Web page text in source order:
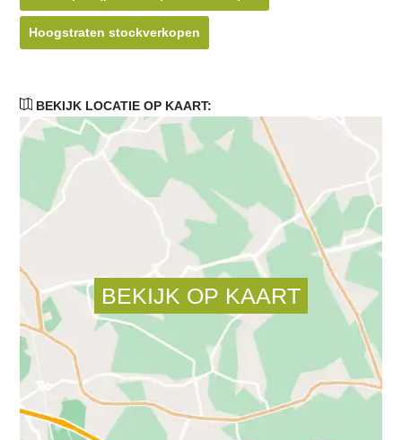
Hoogstraten stockverkopen
BEKIJK LOCATIE OP KAART: